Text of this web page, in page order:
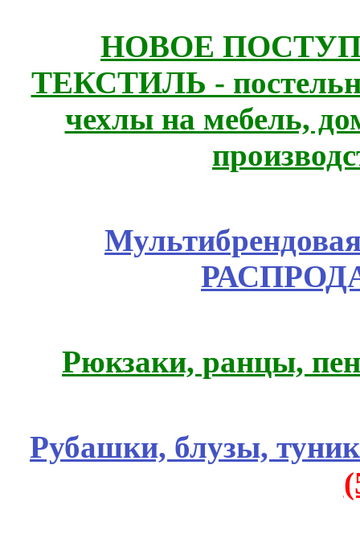
НОВОЕ
ТЕКСТИЛЬ -
чехлы на мебель,
Рюкзаки, ранцы,
Рубашки, блузы,